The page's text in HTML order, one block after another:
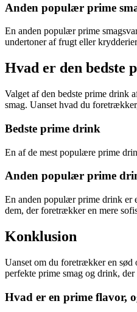
Anden populær prime
En anden populær prime
undertoner af frugt eller
Hvad er den bedste
Valget af den bedste prime drink
smag. Uanset hvad du
Bedste prime drink
En af de mest populære prime
Anden populær prime
En anden populær prime drink er
dem, der foretrækker en mere
Konklusion
Uanset om du foretrækker en sød
perfekte prime smag og drink,
Hvad er en prime flavor,